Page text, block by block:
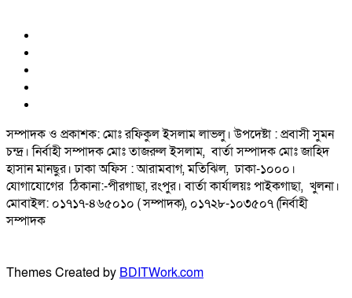
সম্পাদক ও প্রকাশক: মোঃ রফিকুল ইসলাম লাভলু। উপদেষ্টা : প্রবাসী সুমন
চন্দ্র। নির্বাহী সম্পাদক মোঃ তাজরুল‌‌ ইসলাম, বার্তা সম্পাদক মোঃ জাহিদ
হাসান মানছুর। ঢাকা অফিস : আরামবাগ, মতিঝিল, ঢাকা-১০০০।
যোগাযোগের ঠিকানা:-পীরগাছা‌, রংপুর। বার্তা কার্যালয়ঃ পাইকগাছা, খুলনা।
মোবাইল: ০১৭১৭-৪৬৫০১০ ( সম্পাদক), ০১৭২৮-১০৩৫০৭ (নির্বাহী
সম্পাদক
Themes Created by BDITWork.com